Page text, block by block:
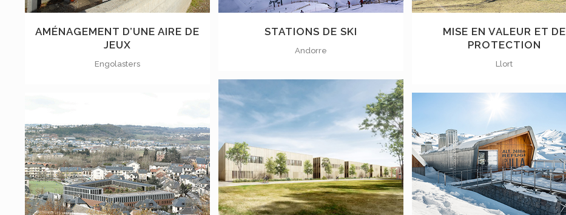
AMÉNAGEMENT D’UNE AIRE DE
JEUX
Engolasters
STATIONS DE SKI
Andorre
MISE EN VALEUR ET DE
PROTECTION
Llort
VOIR VOIR